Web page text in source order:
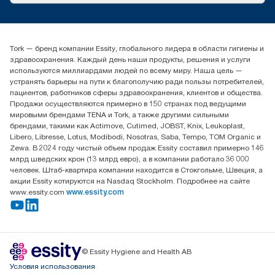
(+7) 777 779 0095
Контакты на рынках СНГ
ООО «Эссити», Представительство в Казахстане Пр.
Достык, 210, 2 блок, 3 этаж,
офис №32 050051, г.
Алматы, Казахстан
Tork — бренд компании Essity, глобального лидера в области гигиены и
здравоохранения. Каждый день наши продукты, решения и услуги
используются миллиардами людей по всему миру. Наша цель —
устранять барьеры на пути к благополучию ради пользы потребителей,
пациентов, работников сферы здравоохранения, клиентов и общества.
Продажи осуществляются примерно в 150 странах под ведущими
мировыми брендами TENA и Tork, а также другими сильными
брендами, такими как Actimove, Cutimed, JOBST, Knix, Leukoplast,
Libero, Libresse, Lotus, Modibodi, Nosotras, Saba, Tempo, TOM Organic и
Zewa. В 2024 году чистый объем продаж Essity составил примерно 146
млрд шведских крон (13 млрд евро), а в компании работало 36 000
человек. Штаб-квартира компании находится в Стокгольме, Швеция, а
акции Essity котируются на Nasdaq Stockholm. Подробнее на сайте
www.essity.com www.essity.com
© Essity Hygiene and Health AB
Условия использования